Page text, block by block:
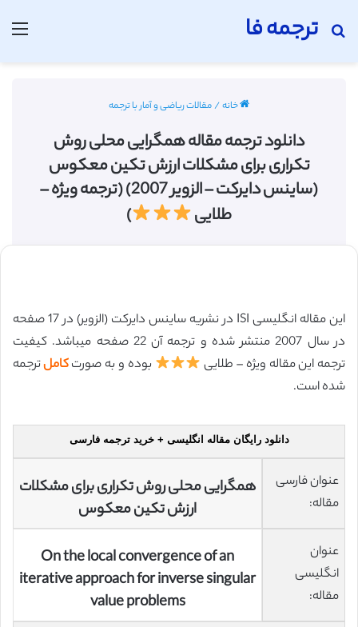
ترجمه فا
جستجو برای
خانه/مقالات ریاضی و آمار با ترجمه
دانلود ترجمه مقاله همگرایی محلی روش
تکراری برای مشکلات ارزش تکین معکوس
(ساینس دایرکت – الزویر 2007) (ترجمه ویژه –
طلایی
)
این مقاله انگلیسی ISI در نشریه ساینس دایرکت (الزویر) در 17 صفحه
در سال 2007 منتشر شده و ترجمه آن 22 صفحه میباشد. کیفیت
ترجمه این مقاله ویژه – طلایی
بوده و به صورتکاملترجمه
شده است.
دانلود رایگان مقاله انگلیسی + خرید ترجمه فارسی
عنوان فارسی
مقاله:
همگرایی محلی روش تکراری برای مشکلات
ارزش تکین معکوس
عنوان
انگلیسی
مقاله:
On the local convergence of an
iterative approach for inverse singular
value problems